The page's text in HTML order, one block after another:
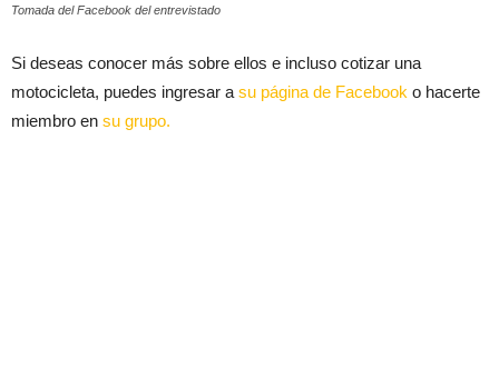
Tomada del Facebook del entrevistado
Si deseas conocer más sobre ellos e incluso cotizar una
motocicleta, puedes ingresar a su página de Facebook o hacerte
miembro en su grupo.